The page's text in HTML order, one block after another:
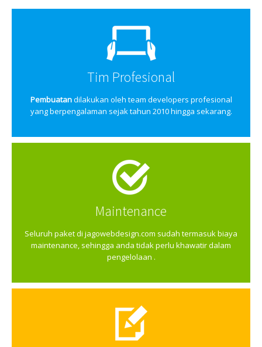
Tim Profesional
Pembuatandilakukan oleh team developers profesional
yang berpengalaman sejak tahun 2010 hingga sekarang.
Maintenance
Seluruh paket di jagowebdesign.com sudah termasuk biaya
maintenance, sehingga anda tidak perlu khawatir dalam
pengelolaan .